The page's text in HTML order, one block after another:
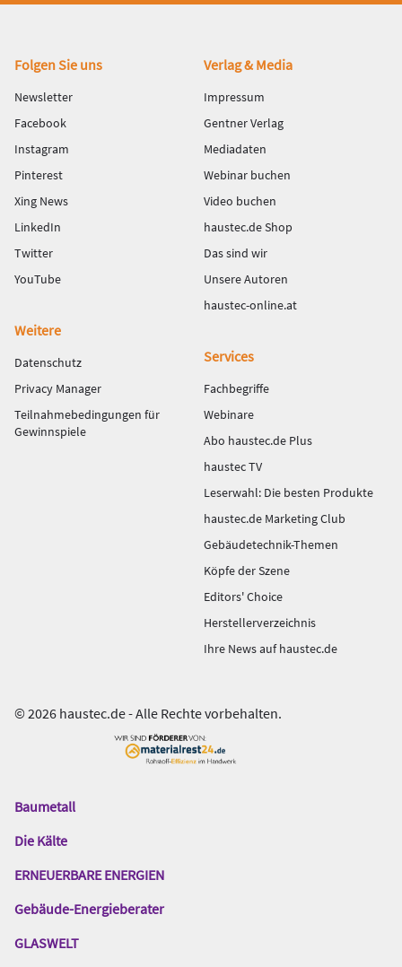
Fußbereich
Folgen Sie uns
Newsletter
Facebook
Instagram
Pinterest
Xing News
LinkedIn
Twitter
YouTube
Verlag & Media
Impressum
Gentner Verlag
Mediadaten
Webinar buchen
Video buchen
haustec.de Shop
Das sind wir
Unsere Autoren
haustec-online.at
Weitere
Datenschutz
Privacy Manager
Teilnahmebedingungen für
Gewinnspiele
Services
Fachbegriffe
Webinare
Abo haustec.de Plus
haustec TV
Leserwahl: Die besten Produkte
haustec.de Marketing Club
Gebäudetechnik-Themen
Köpfe der Szene
Editors' Choice
Herstellerverzeichnis
Ihre News auf haustec.de
© 2026 haustec.de - Alle Rechte vorbehalten.
Das
Gentner
Baumetall
Die Kälte
ERNEUERBARE ENERGIEN
Gebäude-Energieberater
GLASWELT